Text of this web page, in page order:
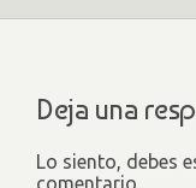
Deja una
Lo siento, debes
comentario.